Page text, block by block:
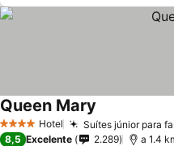
4 EstrelasHotel Suítes júnior para
Queen Mary
8,5 Excelente 2.289 a 1.4